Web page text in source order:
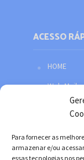
Para fornecer as
armazenar e/ou
essas tecnologias nos
ACESSO
HOME
Web Mail
Política